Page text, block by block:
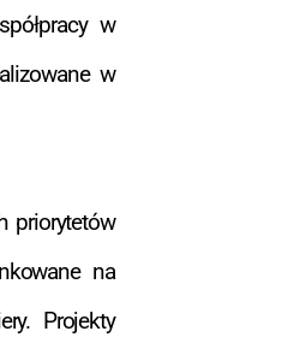
w
w
priorytetów
na
Projekty